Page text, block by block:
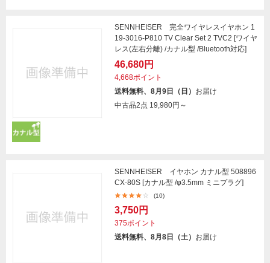
SENNHEISER 完全ワイヤレスイヤホン 1
19-3016-P810 TV Clear Set 2 TVC2 [ワイヤ
レス(左右分離) /カナル型 /Bluetooth対応]
46,680円
4,668ポイント
送料無料、8月9日（日） お届け
中古品2点 19,980円～
SENNHEISER イヤホン カナル型 508896
CX-80S [カナル型 /φ3.5mm ミニプラグ]
(10)
3,750円
375ポイント
送料無料、8月8日（土） お届け